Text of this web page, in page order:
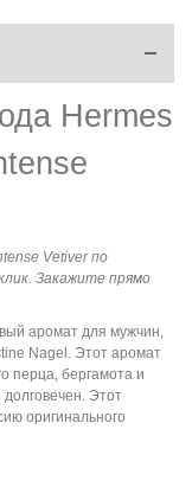
Hermes
Vetiver по
Закажите прямо
аромат для мужчин,
Nagel. Этот аромат
перца, бергамота и
Этот
оригинального